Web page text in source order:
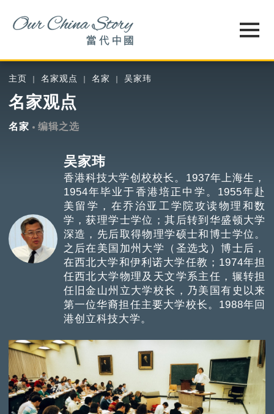
主页 名家观点 名家 吴家玮
名家观点
名家 编辑之选
吴家玮
香港科技大学创校校长。1937年上海生，
1954年毕业于香港培正中学。1955年赴
美留学，在乔治亚工学院攻读物理和数
学，获理学士学位；其后转到华盛顿大学
深造，先后取得物理学硕士和博士学位。
之后在美国加州大学（圣选戈）博士后，
在西北大学和伊利诺大学任教；1974年担
任西北大学物理及天文学系主任，辗转担
任旧金山州立大学校长，乃美国有史以来
第一位华裔担任主要大学校长。1988年回
港创立科技大学。